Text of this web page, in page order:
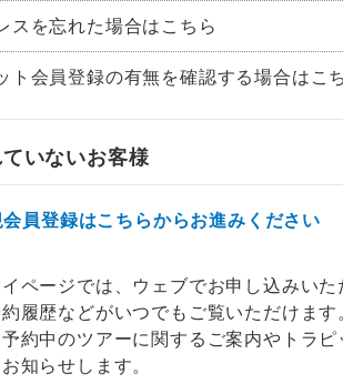
スを忘れた場合はこちら
ト会員登録の有無を確認する場合はこ
いないお客様
会員登録はこちらからお進みください
ページでは、ウェブでお申し込みいた
履歴などがいつでもご覧いただけます
約中のツアーに関するご案内やトラピ
知らせします。